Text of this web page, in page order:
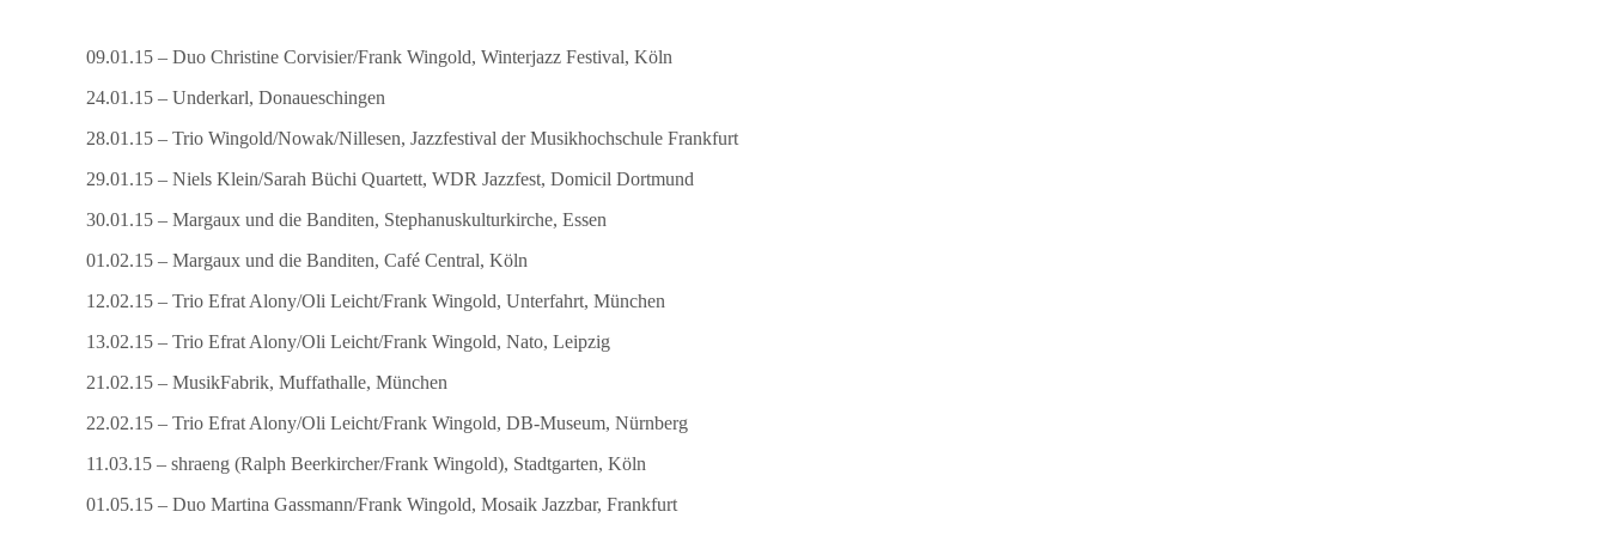
09.01.15 – Duo Christine Corvisier/Frank Wingold, Winterjazz Festival, Köln
24.01.15 – Underkarl, Donaueschingen
28.01.15 – Trio Wingold/Nowak/Nillesen, Jazzfestival der Musikhochschule Frankfurt
29.01.15 – Niels Klein/Sarah Büchi Quartett, WDR Jazzfest, Domicil Dortmund
30.01.15 – Margaux und die Banditen, Stephanuskulturkirche, Essen
01.02.15 – Margaux und die Banditen, Café Central, Köln
12.02.15 – Trio Efrat Alony/Oli Leicht/Frank Wingold, Unterfahrt, München
13.02.15 – Trio Efrat Alony/Oli Leicht/Frank Wingold, Nato, Leipzig
21.02.15 – MusikFabrik, Muffathalle, München
22.02.15 – Trio Efrat Alony/Oli Leicht/Frank Wingold, DB-Museum, Nürnberg
11.03.15 – shraeng (Ralph Beerkircher/Frank Wingold), Stadtgarten, Köln
01.05.15 – Duo Martina Gassmann/Frank Wingold, Mosaik Jazzbar, Frankfurt